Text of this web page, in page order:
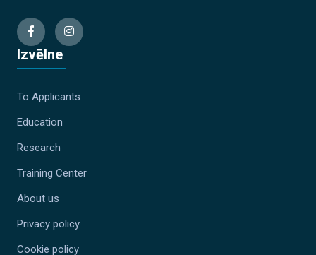
Izvēlne
To Applicants
Education
Research
Training Center
About us
Privacy policy
Cookie policy